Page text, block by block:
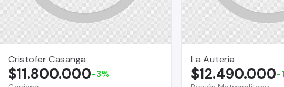
Cristofer Casanga
$11.800.000-3%
La Auteria
$12.490.000-